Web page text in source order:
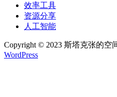
效率工具
资源分享
人工智能
Copyright © 2023 斯塔克张的空
WordPress